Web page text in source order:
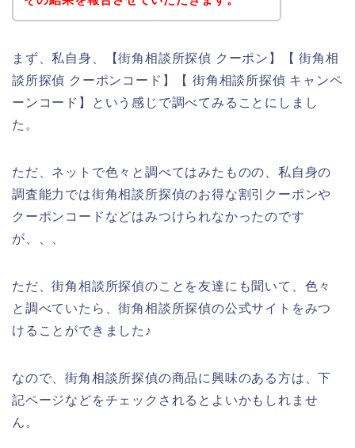
まず、私自身、【街角相談所探偵 クーポン】【 街角相
談所探偵 クーポンコード】【 街角相談所探偵 キャンペ
ーンコード】という感じで調べてみることにしまし
た。
ただ、ネットで色々と調べてはみたものの、私自身の
調査能力では街角相談所探偵のお得な割引クーポンや
クーポンコードなどはみつけられなかったのです
が、、、
ただ、街角相談所探偵のことを友達にも聞いて、色々
と調べていたら、街角相談所探偵の公式サイトをみつ
けることができました♪
なので、街角相談所探偵の商品に興味のある方は、下
記ページなどをチェックされるとよいかもしれませ
ん。